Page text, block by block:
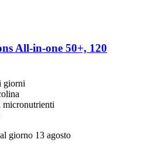
All-​in-​one 50+, 120
giorni
micronutrienti
giorno 13 agosto